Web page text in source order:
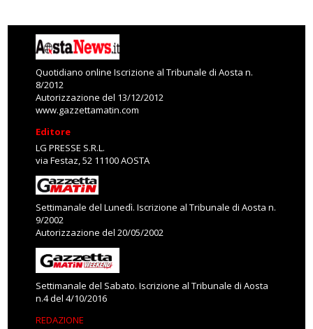
Quotidiano online Iscrizione al Tribunale di Aosta n.
8/2012
Autorizzazione del 13/12/2012
www.gazzettamatin.com
Editore
LG PRESSE S.R.L.
via Festaz, 52 11100 AOSTA
Settimanale del Lunedì. Iscrizione al Tribunale di Aosta n.
9/2002
Autorizzazione del 20/05/2002
Settimanale del Sabato. Iscrizione al Tribunale di Aosta
n.4 del 4/10/2016
REDAZIONE